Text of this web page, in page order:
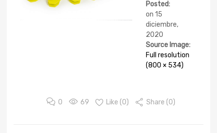
Posted:
on 15
diciembre,
2020
Source Image:
Full resolution
(800 × 534)
0 69 Like (0) Share (0)